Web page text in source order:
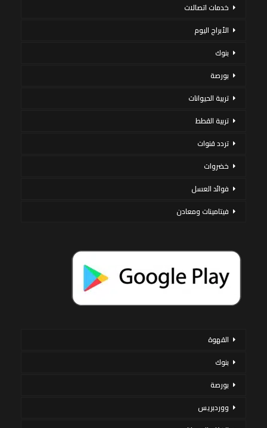
خدمات اتصالات
الأبراج اليوم
بنوك
بورصة
تربية الحيوانات
تربية القطط
تردد قنوات
خضروات
فوائد العسل
فيتامينات ومعادن
القهوة
بنوك
بورصة
ووردبريس